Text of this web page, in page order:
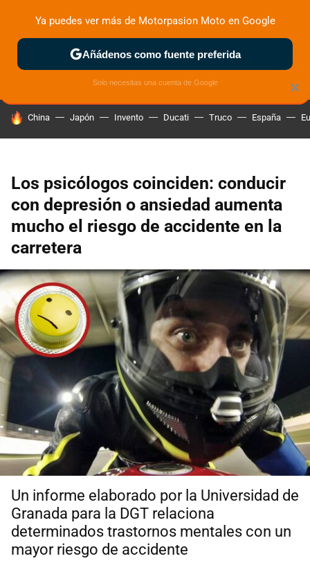
ZONA DE PRUEBAS DEPORTIVAS MOTOS ELÉCTRICAS
HOY SE HABLA DE
China Japón Invento Ducati Truco España
Los psicólogos coinciden: conducir
con depresión o ansiedad aumenta
mucho el riesgo de accidente en la
carretera
Un informe elaborado por la Universidad de
Granada para la DGT relaciona
determinados trastornos mentales con un
mayor riesgo de accidente
×
Ya puedes ver más de Motorpasion Moto en Google
Añádenos como fuente preferida
Solo necesitas una cuenta de Google